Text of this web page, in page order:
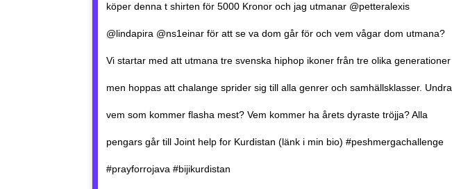
köper denna t shirten för 5000 Kronor och jag utmanar @petteralexis
@lindapira @ns1einar för att se va dom går för och vem vågar dom utmana?
Vi startar med att utmana tre svenska hiphop ikoner från tre olika generationer
men hoppas att chalange sprider sig till alla genrer och samhällsklasser. Undra
vem som kommer flasha mest? Vem kommer ha årets dyraste tröjja? Alla
pengars går till Joint help for Kurdistan (länk i min bio) #peshmergachallenge
#prayforrojava #bijikurdistan